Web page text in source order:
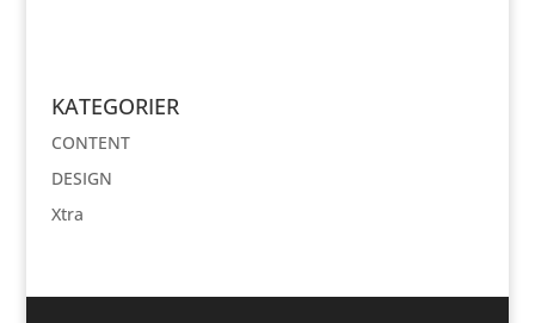
KATEGORIER
CONTENT
DESIGN
Xtra